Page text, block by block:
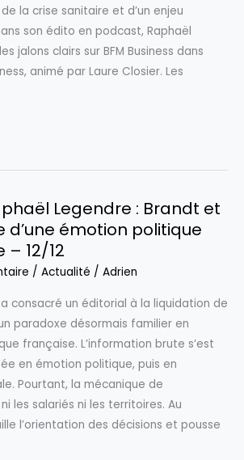
la crise sanitaire et d’un enjeu
son édito en podcast, Raphaël
jalons clairs sur BFM Business dans
animé par Laure Closier. Les
Legendre : Brandt et
d’une émotion politique
12/12
/ Actualité / Adrien
consacré un éditorial à la liquidation de
paradoxe désormais familier en
française. L’information brute s’est
en émotion politique, puis en
Pourtant, la mécanique de
les salariés ni les territoires. Au
l’orientation des décisions et pousse